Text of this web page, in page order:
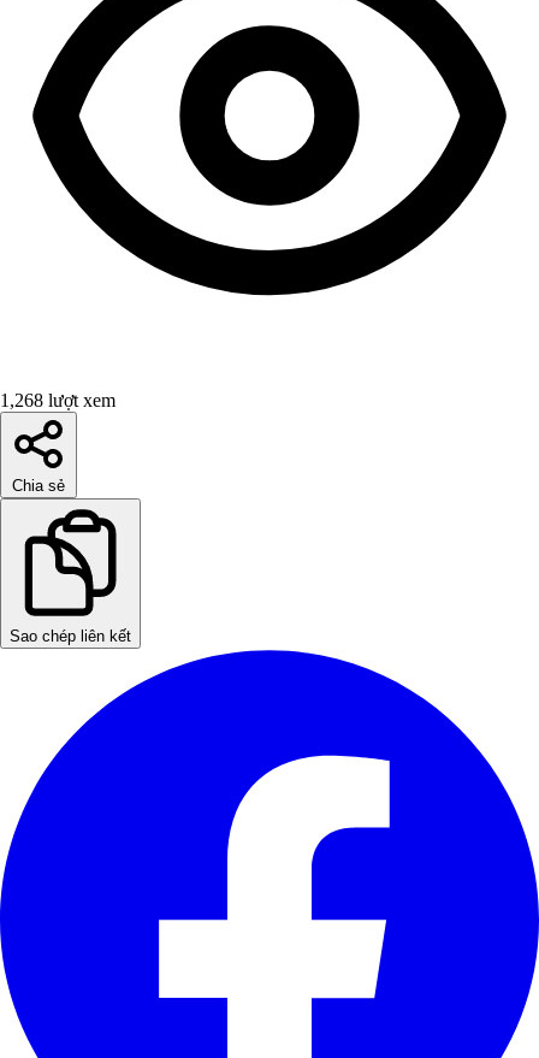
1,268 lượt xem
Chia sẻ
Sao chép liên kết